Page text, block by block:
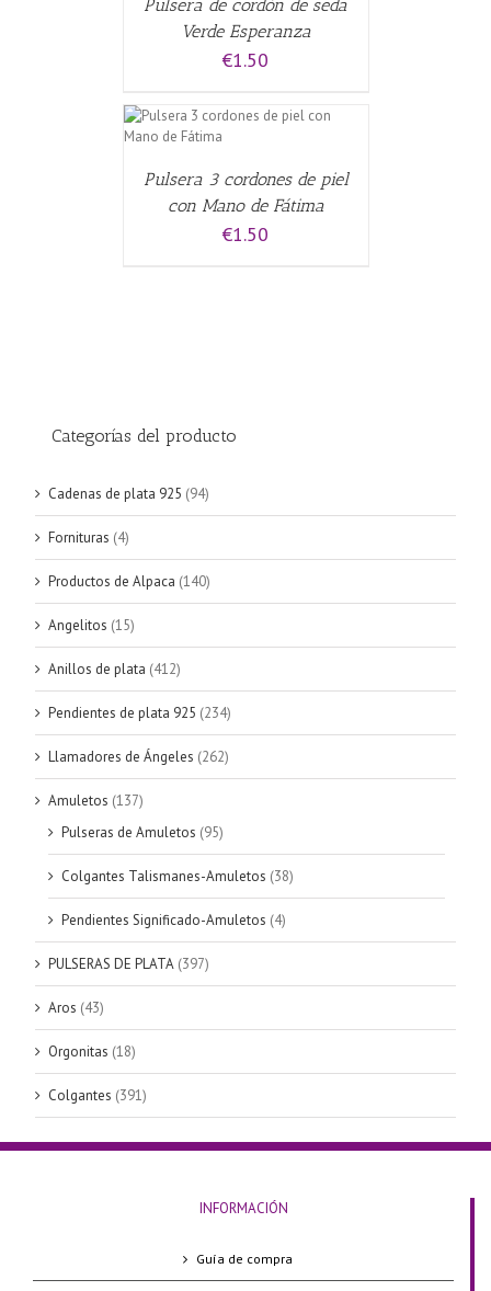
Pulsera de cordón de seda
Verde Esperanza
€1.50
Pulsera 3 cordones de piel
con Mano de Fátima
€1.50
Categorías del producto
Cadenas de plata 925 (94)
Fornituras (4)
Productos de Alpaca (140)
Angelitos (15)
Anillos de plata (412)
Pendientes de plata 925 (234)
Llamadores de Ángeles (262)
Amuletos (137)
Pulseras de Amuletos (95)
Colgantes Talismanes-Amuletos (38)
Pendientes Significado-Amuletos (4)
PULSERAS DE PLATA (397)
Aros (43)
Orgonitas (18)
Colgantes (391)
INFORMACIÓN
Guía de compra